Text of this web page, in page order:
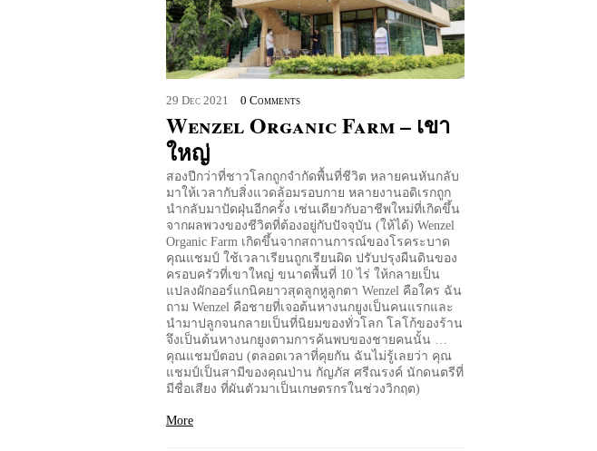
29 Dec 2021 0 Comments
Wenzel Organic Farm – เขา
ใหญ่
สองปีกว่าที่ชาวโลกถูกจำกัดพื้นที่ชีวิต หลายคนหันกลับ
มาให้เวลากับสิ่งแวดล้อมรอบกาย หลายงานอดิเรกถูก
นำกลับมาปัดฝุ่นอีกครั้ง เช่นเดียวกับอาชีพใหม่ที่เกิดขึ้น
จากผลพวงของชีวิตที่ต้องอยู่กับปัจจุบัน (ให้ได้) Wenzel
Organic Farm เกิดขึ้นจากสถานการณ์ของโรคระบาด
คุณแชมป์ ใช้เวลาเรียนถูกเรียนผิด ปรับปรุงผืนดินของ
ครอบครัวที่เขาใหญ่ ขนาดพื้นที่ 10 ไร่ ให้กลายเป็น
แปลงผักออร์แกนิคยาวสุดลูกหูลูกตา Wenzel คือใคร ฉัน
ถาม Wenzel คือชายที่เจอต้นหางนกยูงเป็นคนแรกและ
นำมาปลูกจนกลายเป็นที่นิยมของทั่วโลก โลโก้ของร้าน
จึงเป็นต้นหางนกยูงตามการค้นพบของชายคนนั้น …
คุณแชมป์ตอบ (ตลอดเวลาที่คุยกัน ฉันไม่รู้เลยว่า คุณ
แชมป์เป็นสามีของคุณป่าน กัญภัส ศรีณรงค์ นักดนตรีที่
มีชื่อเสียง ที่ผันตัวมาเป็นเกษตรกรในช่วงวิกฤต)
More